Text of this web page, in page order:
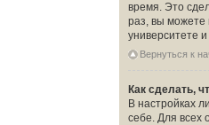
время. Это
раз, вы можете
университете
Вернуться к
Как сделать,
В настройках
себе. Для всех